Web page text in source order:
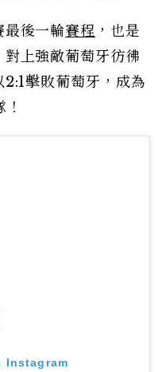
最後一輪賽程 ，也是
對上強敵葡萄牙彷彿
擊敗葡萄牙，成為
Instagram